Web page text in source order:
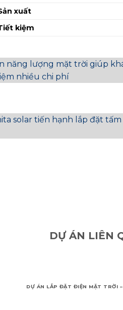
xuất
kiệm
DỰ ÁN LIÊN
DỰ ÁN LẮP ĐẶT ĐIỆN MẶT TRỜI